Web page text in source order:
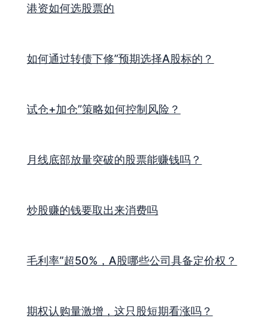
港资如何选股票的
如何通过转债下修”预期选择A股标的？
试仓+加仓”策略如何控制风险？
月线底部放量突破的股票能赚钱吗？
炒股赚的钱要取出来消费吗
毛利率”超50%，A股哪些公司具备定价权？
期权认购量激增，这只股短期看涨吗？